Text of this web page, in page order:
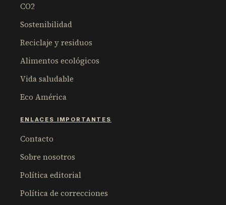
CO2
Sostenibilidad
Reciclaje y residuos
Alimentos ecológicos
Vida saludable
Eco América
ENLACES IMPORTANTES
Contacto
Sobre nosotros
Política editorial
Política de correcciones